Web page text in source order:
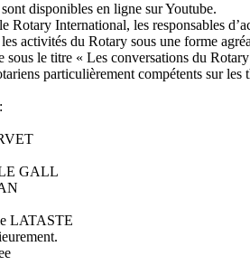
disponibles en ligne sur Youtube.
Rotary International, les responsables
activités du Rotary sous une forme
le titre « Les conversations du
particulièrement compétents sur les
LE GALL
LATASTE